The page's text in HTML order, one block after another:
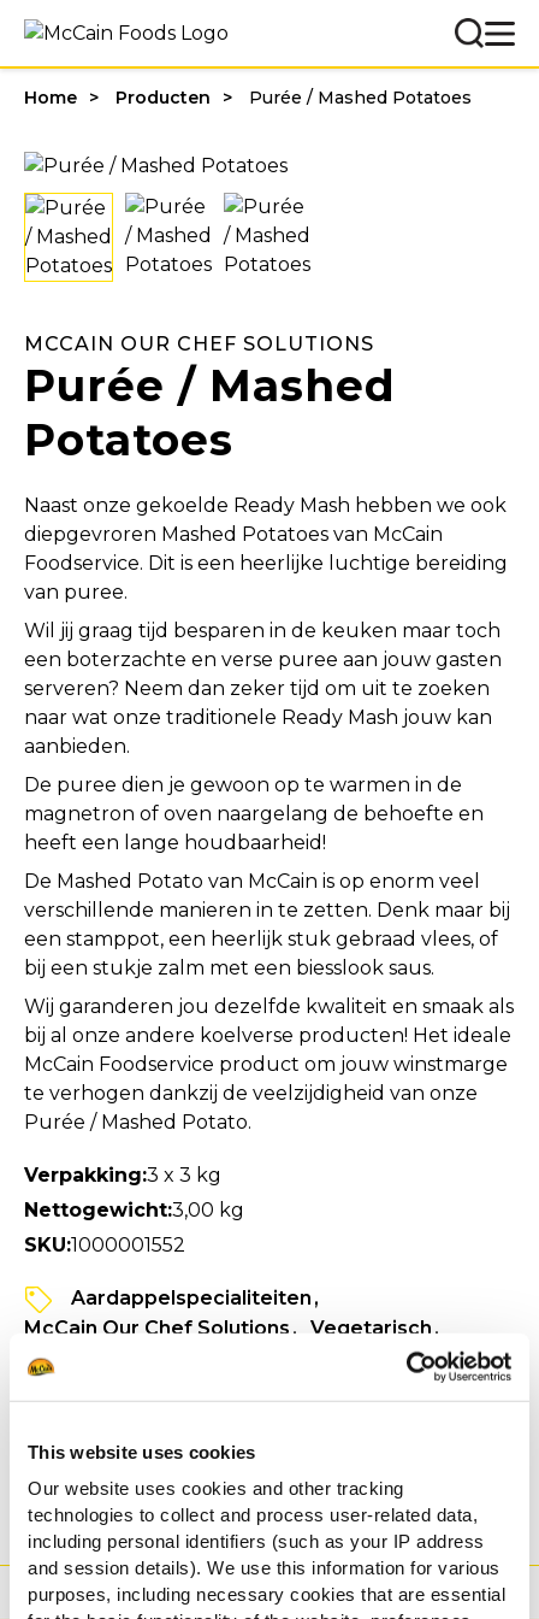
This website uses cookies
Our website uses cookies and other tracking
technologies to collect and process user-related data,
including personal identifiers (such as your IP address
and session details). We use this information for various
purposes, including necessary cookies that are essential
Home Producten Purée / Mashed Potatoes
MCCAIN OUR CHEF SOLUTIONS
Purée / Mashed
Potatoes
Naast onze gekoelde Ready Mash hebben we ook
diepgevroren Mashed Potatoes van McCain
Foodservice. Dit is een heerlijke luchtige bereiding
van puree.
Wil jij graag tijd besparen in de keuken maar toch
een boterzachte en verse puree aan jouw gasten
serveren? Neem dan zeker tijd om uit te zoeken
naar wat onze traditionele Ready Mash jouw kan
aanbieden.
De puree dien je gewoon op te warmen in de
magnetron of oven naargelang de behoefte en
heeft een lange houdbaarheid!
De Mashed Potato van McCain is op enorm veel
verschillende manieren in te zetten. Denk maar bij
een stamppot, een heerlijk stuk gebraad vlees, of
bij een stukje zalm met een biesslook saus.
Wij garanderen jou dezelfde kwaliteit en smaak als
bij al onze andere koelverse producten! Het ideale
McCain Foodservice product om jouw winstmarge
te verhogen dankzij de veelzijdigheid van onze
Purée / Mashed Potato.
Verpakking:3 x 3 kg
Nettogewicht:3,00 kg
SKU:1000001552
Aardappelspecialiteiten
McCain Our Chef Solutions
Vegetarisch
Ter plekke
Bijgerecht
ZIE PRODUCTINFORMATIE
SPECIFICATIE FICHE
Voordeel